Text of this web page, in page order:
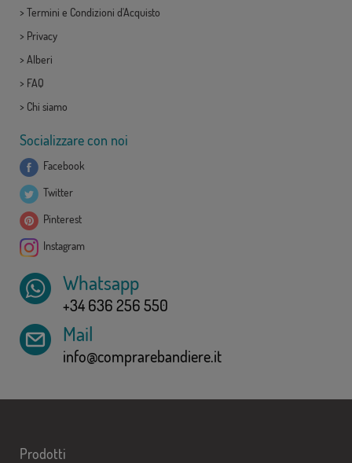
> Termini e Condizioni d'Acquisto
> Privacy
> Alberi
> FAQ
> Chi siamo
Socializzare con noi
Facebook
Twitter
Pinterest
Instagram
Whatsapp
+34 636 256 550
Mail
info@comprarebandiere.it
Prodotti